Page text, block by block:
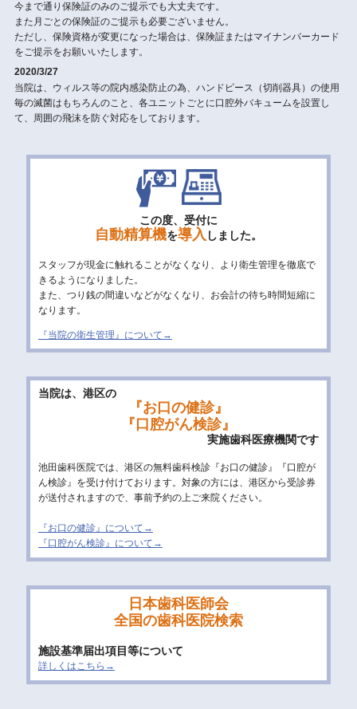
今まで通り保険証のみのご提示でも大丈夫です。
また月ごとの保険証のご提示も必要ございません。
ただし、保険資格が変更になった場合は、保険証またはマイナンバーカード
をご提示をお願いいたします。
2020/3/27
当院は、ウィルス等の院内感染防止の為、ハンドピース（切削器具）の使用
毎の滅菌はもちろんのこと、各ユニットごとに口腔外バキュームを設置し
て、周囲の飛沫を防ぐ対応をしております。
この度、受付に
自動精算機を導入 しました。
スタッフが現金に触れることがなくなり、より衛生管理を徹底で
きるようになりました。
また、つり銭の間違いなどがなくなり、お会計の待ち時間短縮に
なります。
『当院の衛生管理』について→
当院は、港区の
『お口の健診』
『口腔がん検診』
実施歯科医療機関です
池田歯科医院では、港区の無料歯科検診『お口の健診』『口腔が
ん検診』を受け付けております。対象の方には、港区から受診券
が送付されますので、事前予約の上ご来院ください。
『お口の健診』について→
『口腔がん検診』について→
日本歯科医師会
全国の歯科医院検索
施設基準届出項目等について
詳しくはこちら→